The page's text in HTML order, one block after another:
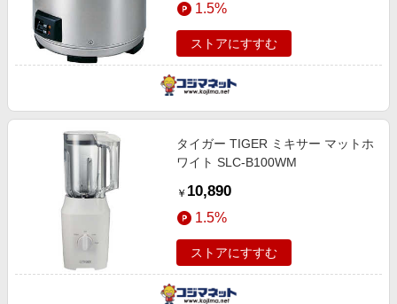
1.5%
ストアにすすむ
タイガー TIGER ミキサー マットホ
ワイト SLC-B100WM
￥ 10,890
1.5%
ストアにすすむ